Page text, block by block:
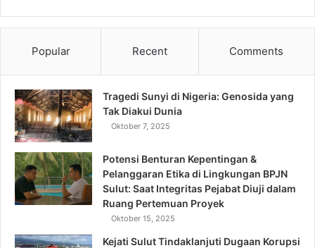
Popular Recent Comments
Tragedi Sunyi di Nigeria: Genosida yang
Tak Diakui Dunia
Oktober 7, 2025
Potensi Benturan Kepentingan &
Pelanggaran Etika di Lingkungan BPJN
Sulut: Saat Integritas Pejabat Diuji dalam
Ruang Pertemuan Proyek
Oktober 15, 2025
Kejati Sulut Tindaklanjuti Dugaan Korupsi